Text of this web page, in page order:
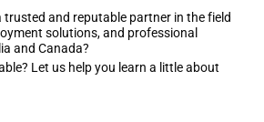
trusted and reputable partner in the field
solutions, and professional
and Canada?
Let us help you learn a little about